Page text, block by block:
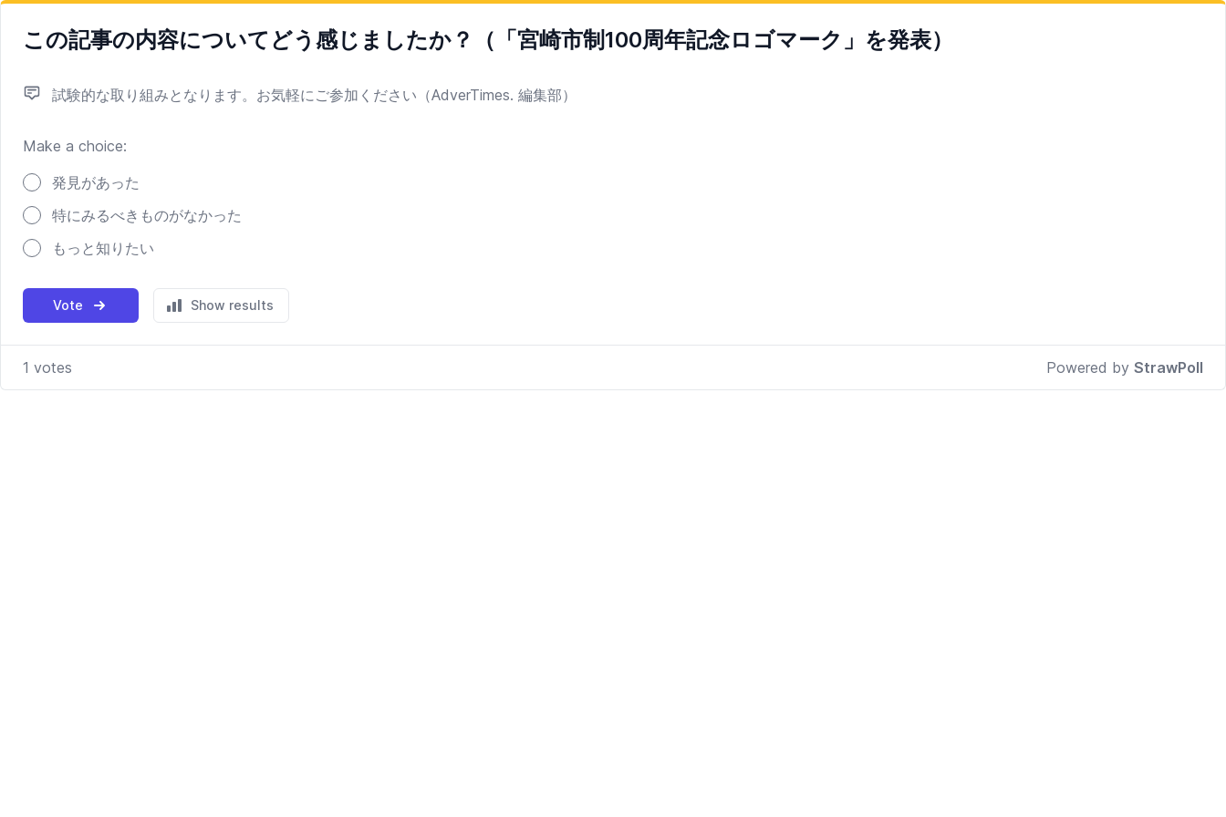
この記事の内容についてどう感じましたか？（「宮崎市制100周年記念ロゴマーク」を発表）
試験的な取り組みとなります。お気軽にご参加ください（AdverTimes. 編集部）
Make a choice:
発見があった
特にみるべきものがなかった
もっと知りたい
Vote Show results
1 votes Powered by StrawPoll